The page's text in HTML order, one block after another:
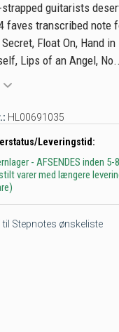
strapped guitarists
faves transcribed note
Float On, Hand
Lips of an Angel,
HL00691035
Leveringstid:
- AFSENDES inden
varer med længere
til Stepnotes ønskeliste